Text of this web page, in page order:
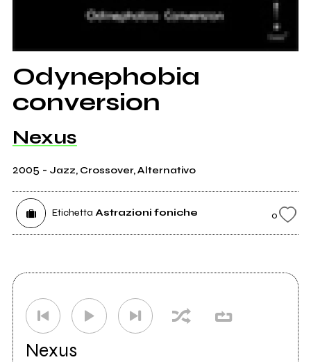
Odynephobia
conversion
Nexus
2005- Jazz, Crossover, Alternativo
Etichetta Astrazioni foniche 0
Nexus